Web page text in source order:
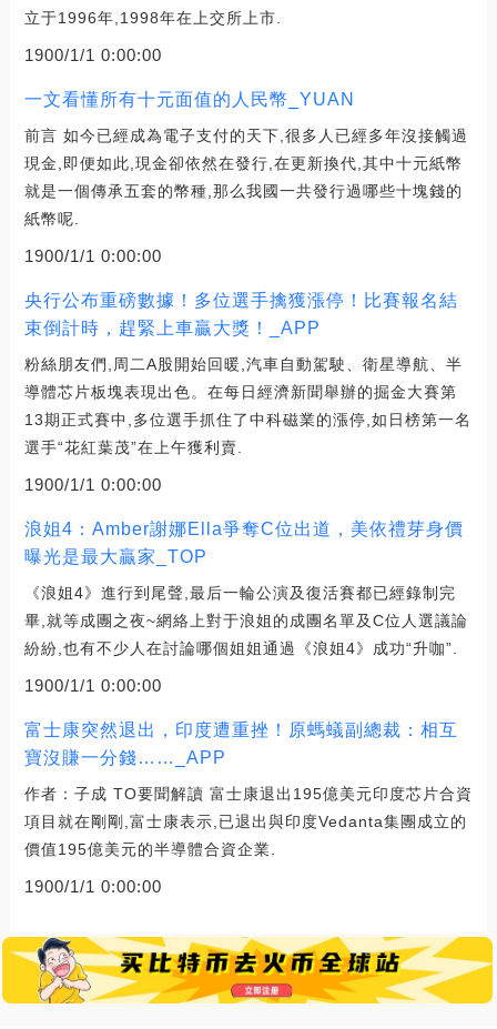
立于1996年,1998年在上交所上市.
1900/1/1 0:00:00
一文看懂所有十元面值的人民幣_YUAN
前言 如今已經成為電子支付的天下,很多人已經多年沒接觸過
現金,即便如此,現金卻依然在發行,在更新換代,其中十元紙幣
就是一個傳承五套的幣種,那么我國一共發行過哪些十塊錢的
紙幣呢.
1900/1/1 0:00:00
央行公布重磅數據！多位選手擒獲漲停！比賽報名結
束倒計時，趕緊上車贏大獎！_APP
粉絲朋友們,周二A股開始回暖,汽車自動駕駛、衛星導航、半
導體芯片板塊表現出色。在每日經濟新聞舉辦的掘金大賽第
13期正式賽中,多位選手抓住了中科磁業的漲停,如日榜第一名
選手“花紅葉茂”在上午獲利賣.
1900/1/1 0:00:00
浪姐4：Amber謝娜Ella爭奪C位出道，美依禮芽身價
曝光是最大贏家_TOP
《浪姐4》進行到尾聲,最后一輪公演及復活賽都已經錄制完
畢,就等成團之夜~網絡上對于浪姐的成團名單及C位人選議論
紛紛,也有不少人在討論哪個姐姐通過《浪姐4》成功“升咖”.
1900/1/1 0:00:00
富士康突然退出，印度遭重挫！原螞蟻副總裁：相互
寶沒賺一分錢……_APP
作者：子成 TO要聞解讀 富士康退出195億美元印度芯片合資
項目就在剛剛,富士康表示,已退出與印度Vedanta集團成立的
價值195億美元的半導體合資企業.
1900/1/1 0:00:00